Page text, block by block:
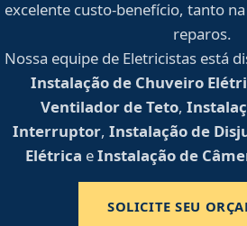
excelente custo-benefício, tanto
reparos.
Nossa equipe de Eletricistas está
Instalação de Chuveiro
Ventilador de Teto,
Interruptor, Instalação de
Elétrica eInstalação de
SOLICITE SEU